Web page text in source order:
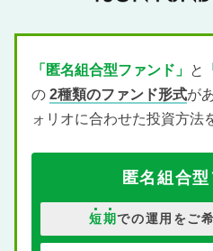
「匿名組合型ファンド」 と
の 2種類のファンド形式が
ォリオに合わせた投資方法
匿名組合
短期での運用をご